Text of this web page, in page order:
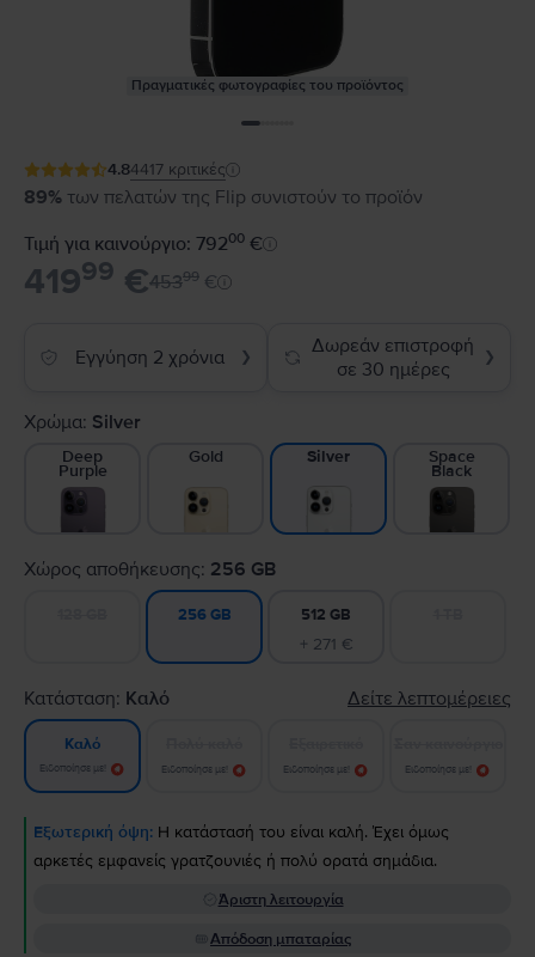
Πραγματικές φωτογραφίες του προϊόντος
4.84417 κριτικές
89% των πελατών της Flip συνιστούν το προϊόν
Τιμή για καινούργιο: 79200 €
41999 €45399 €
Εγγύηση 2 χρόνια ❯
Δωρεάν επιστροφή
σε 30 ημέρες
❯
Χρώμα: Silver
Deep
Purple
Gold Silver Space
Black
Χώρος αποθήκευσης: 256 GB
256 GB 512 GB
+ 271 €
Κατάσταση: Καλό Δείτε λεπτομέρειες
Καλό
Ειδοποίησε με! Ειδοποίησε με! Ειδοποίησε με! Ειδοποίησε με!
Εξωτερική όψη: Η κατάστασή του είναι καλή. Έχει όμως
αρκετές εμφανείς γρατζουνιές ή πολύ ορατά σημάδια.
Άριστη λειτουργία
Απόδοση μπαταρίας